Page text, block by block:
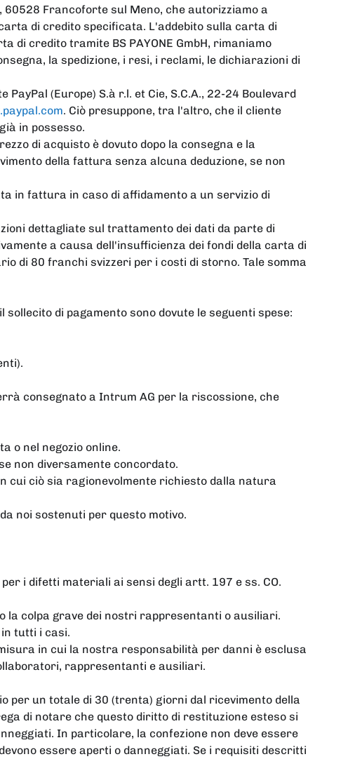
60528 Francoforte sul Meno, che autorizziamo a
di credito specificata. L'addebito sulla carta di
di credito tramite BS PAYONE GmbH, rimaniamo
la spedizione, i resi, i reclami, le dichiarazioni di
(Europe) S.à r.l. et Cie, S.C.A., 22-24 Boulevard
. Ciò presuppone, tra l'altro, che il cliente
in possesso.
di acquisto è dovuto dopo la consegna e la
della fattura senza alcuna deduzione, se non
in fattura in caso di affidamento a un servizio di
dettagliate sul trattamento dei dati da parte di
a causa dell'insufficienza dei fondi della carta di
di 80 franchi svizzeri per i costi di storno. Tale somma
di pagamento sono dovute le seguenti spese:
consegnato a Intrum AG per la riscossione, che
o nel negozio online.
non diversamente concordato.
cui ciò sia ragionevolmente richiesto dalla natura
noi sostenuti per questo motivo.
i difetti materiali ai sensi degli artt. 197 e ss. CO.
la colpa grave dei nostri rappresentanti o ausiliari.
tutti i casi.
in cui la nostra responsabilità per danni è esclusa
rappresentanti e ausiliari.
per un totale di 30 (trenta) giorni dal ricevimento della
di notare che questo diritto di restituzione esteso si
In particolare, la confezione non deve essere
essere aperti o danneggiati. Se i requisiti descritti